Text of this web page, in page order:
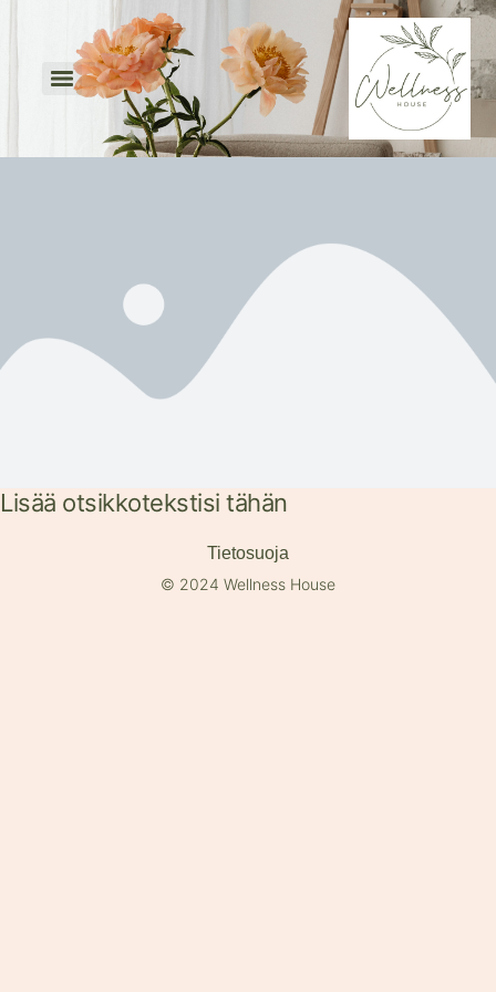
Lisää otsikkotekstisi tähän
Tietosuoja
© 2024 Wellness House